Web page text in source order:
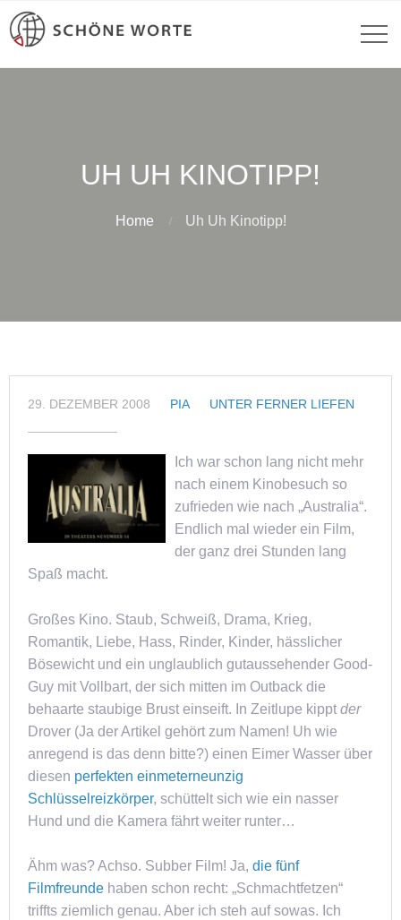
UH UH KINOTIPP!
Home Uh Uh Kinotipp!
29. DEZEMBER 2008 PIA UNTER FERNER LIEFEN
Ich war schon lang nicht mehr
nach einem Kinobesuch so
zufrieden wie nach „Australia“.
Endlich mal wieder ein Film,
der ganz drei Stunden lang
Spaß macht.
Großes Kino. Staub, Schweiß, Drama, Krieg,
Romantik, Liebe, Hass, Rinder, Kinder, hässlicher
Bösewicht und ein unglaublich gutaussehender Good-
Guy mit Vollbart, der sich mitten im Outback die
behaarte staubige Brust einseift. In Zeitlupe kippt der
Drover (Ja der Artikel gehört zum Namen! Uh wie
anregend is das denn bitte?) einen Eimer Wasser über
diesen perfekten einmeterneunzig
Schlüsselreizkörper, schüttelt sich wie ein nasser
Hund und die Kamera fährt weiter runter…
Ähm was? Achso. Subber Film! Ja, die fünf
Filmfreunde haben schon recht: „Schmachtfetzen“
triffts ziemlich genau. Aber ich steh auf sowas. Ich